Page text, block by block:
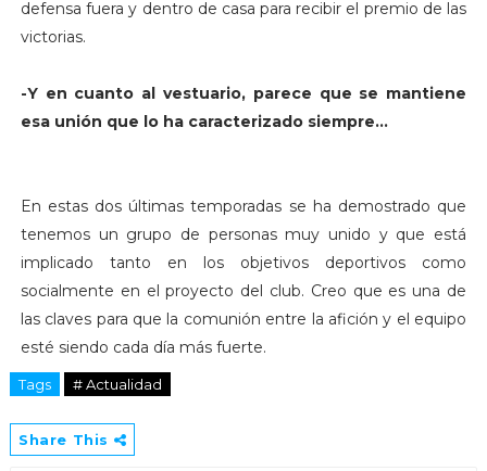
defensa fuera y dentro de casa para recibir el premio de las
victorias.
-Y en cuanto al vestuario, parece que se mantiene
esa unión que lo ha caracterizado siempre…
En estas dos últimas temporadas se ha demostrado que
tenemos un grupo de personas muy unido y que está
implicado tanto en los objetivos deportivos como
socialmente en el proyecto del club. Creo que es una de
las claves para que la comunión entre la afición y el equipo
esté siendo cada día más fuerte.
Tags # Actualidad
Share This